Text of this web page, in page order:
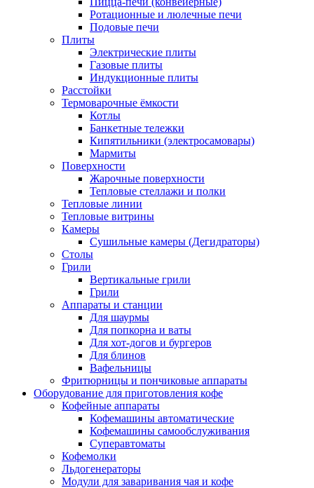
Ротационные и люлечные печи
Подовые печи
Плиты
Электрические плиты
Газовые плиты
Индукционные плиты
Расстойки
Термоварочные ёмкости
Котлы
Банкетные тележки
Кипятильники (электросамовары)
Мармиты
Поверхности
Жарочные поверхности
Тепловые стеллажи и полки
Тепловые линии
Тепловые витрины
Камеры
Сушильные камеры (Дегидраторы)
Столы
Грили
Вертикальные грили
Грили
Аппараты и станции
Для шаурмы
Для попкорна и ваты
Для хот-догов и бургеров
Для блинов
Вафельницы
Фритюрницы и пончиковые аппараты
Оборудование для приготовления кофе
Кофейные аппараты
Кофемашины автоматические
Кофемашины самообслуживания
Суперавтоматы
Кофемолки
Льдогенераторы
Модули для заваривания чая и кофе